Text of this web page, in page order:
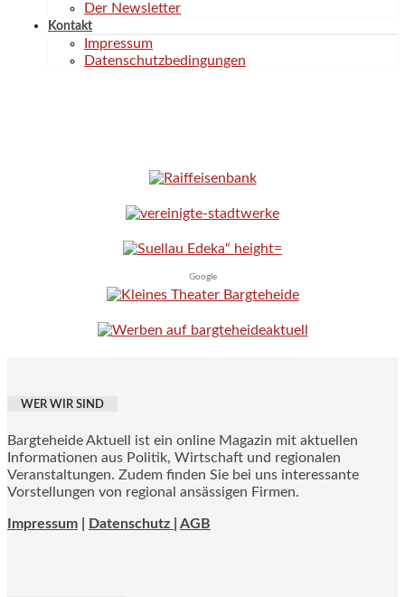
Der Newsletter
Kontakt
Impressum
Datenschutzbedingungen
Google
WER WIR SIND
Bargteheide Aktuell ist ein online Magazin mit aktuellen
Informationen aus Politik, Wirtschaft und regionalen
Veranstaltungen. Zudem finden Sie bei uns interessante
Vorstellungen von regional ansässigen Firmen.
Impressum Datenschutz | AGB